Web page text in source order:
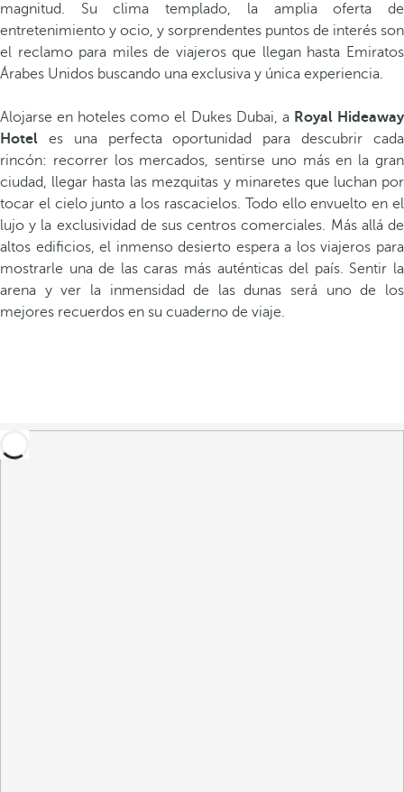
magnitud. Su clima templado, la amplia oferta de
entretenimiento y ocio, y sorprendentes puntos de interés son
el reclamo para miles de viajeros que llegan hasta Emiratos
Árabes Unidos buscando una exclusiva y única experiencia.
Alojarse en hoteles como el Dukes Dubai, a Royal Hideaway
Hotel es una perfecta oportunidad para descubrir cada
rincón: recorrer los mercados, sentirse uno más en la gran
ciudad, llegar hasta las mezquitas y minaretes que luchan por
tocar el cielo junto a los rascacielos. Todo ello envuelto en el
lujo y la exclusividad de sus centros comerciales. Más allá de
altos edificios, el inmenso desierto espera a los viajeros para
mostrarle una de las caras más auténticas del país. Sentir la
arena y ver la inmensidad de las dunas será uno de los
mejores recuerdos en su cuaderno de viaje.